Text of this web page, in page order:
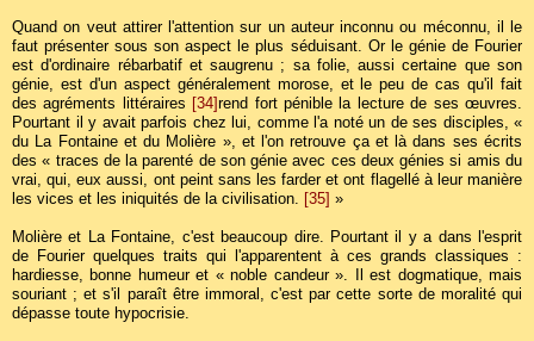
Quand on veut attirer l'attention sur un auteur inconnu ou méconnu, il le
faut présenter sous son aspect le plus séduisant. Or le génie de Fourier
est d'ordinaire rébarbatif et saugrenu ; sa folie, aussi certaine que son
génie, est d'un aspect généralement morose, et le peu de cas qu'il fait
des agréments littéraires [34]rend fort pénible la lecture de ses œuvres.
Pourtant il y avait parfois chez lui, comme l'a noté un de ses disciples, «
du La Fontaine et du Molière », et l'on retrouve ça et là dans ses écrits
des « traces de la parenté de son génie avec ces deux génies si amis du
vrai, qui, eux aussi, ont peint sans les farder et ont flagellé à leur manière
les vices et les iniquités de la civilisation. [35] »
Molière et La Fontaine, c'est beaucoup dire. Pourtant il y a dans l'esprit
de Fourier quelques traits qui l'apparentent à ces grands classiques :
hardiesse, bonne humeur et « noble candeur ». Il est dogmatique, mais
souriant ; et s'il paraît être immoral, c'est par cette sorte de moralité qui
dépasse toute hypocrisie.